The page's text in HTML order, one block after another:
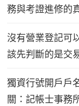
務與考證進修的
沒有營業登記可
該先判斷的是交
獨資行號開戶戶
關：記帳士事務